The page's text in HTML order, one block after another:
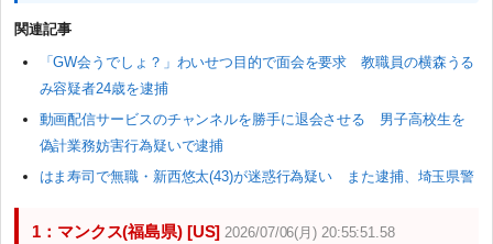
関連記事
「GW会うでしょ？」わいせつ目的で面会を要求 教職員の横森うる
み容疑者24歳を逮捕
動画配信サービスのチャンネルを勝手に退会させる 男子高校生を
偽計業務妨害行為疑いで逮捕
はま寿司で無職・新西悠太(43)が迷惑行為疑い また逮捕、埼玉県警
1：マンクス(福島県) [US] 2026/07/06(月) 20:55:51.58